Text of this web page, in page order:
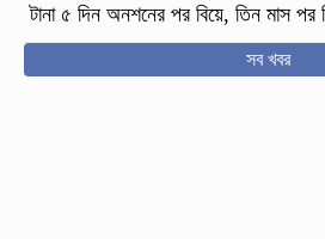
টানা ৫ দিন অনশনের পর বিয়ে, তিন মাস
সব খবর